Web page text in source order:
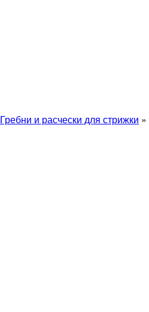
Гребни и расчески для стрижки »